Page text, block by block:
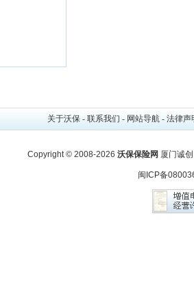
关于沃保 - 联系我们 - 网站导航 - 法律声
Copyright © 2008-2026 沃保保险网 厦门诚
闽ICP备